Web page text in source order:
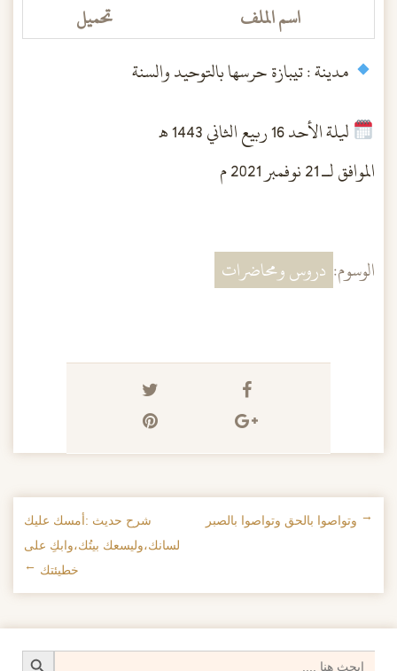
اسم الملف
تحميل
مدينة : تيبازة حرسها بالتوحيد والسنة
ليلة الأحد 16 ربيع الثاني 1443 هـ
الموافق لـ 21 نوفمبر 2021 م
الوسوم: دروس ومحاضرات
تصفح الإدراجات
← وتواصوا بالحق وتواصوا بالصبر
شرح حديث :أمسك عليك
لسانك،وليسعك بيتُك،وابكِ على
خطيئتك →
Search Button